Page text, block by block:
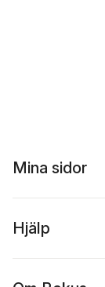
Mina sidor
Hjälp